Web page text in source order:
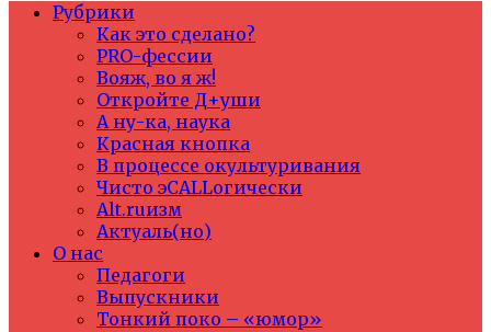
Рубрики
Как это сделано?
PRO-фессии
Вояж, во я ж!
Откройте Д+уши
А ну-ка, наука
Красная кнопка
В процессе окультуривания
Чисто эCALLогически
Alt.ruизм
Актуаль(но)
О нас
Педагоги
Выпускники
Тонкий поко – «юмор»